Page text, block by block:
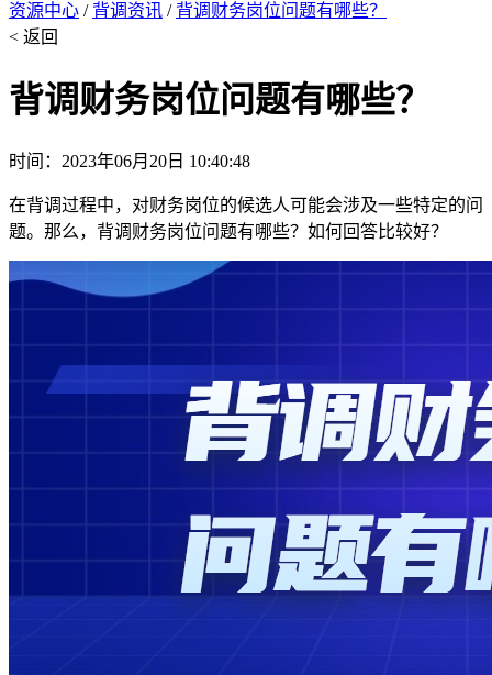
资源中心 / 背调资讯 / 背调财务岗位问题有哪些？
< 返回
背调财务岗位问题有哪些？
时间：2023年06月20日 10:40:48
在背调过程中，对财务岗位的候选人可能会涉及一些特定的问
题。那么，背调财务岗位问题有哪些？如何回答比较好？